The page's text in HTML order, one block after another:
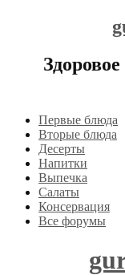
Первые блюда
Вторые блюда
Десерты
Напитки
Выпечка
Салаты
Консервация
Все форумы